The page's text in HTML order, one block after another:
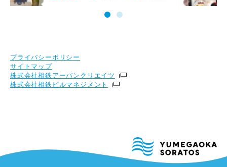
プライバシーポリシー
サイトマップ
株式会社相鉄アーバンクリエイツ
株式会社相鉄ビルマネジメント